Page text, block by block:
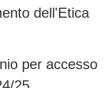
dell'Etica
per accesso